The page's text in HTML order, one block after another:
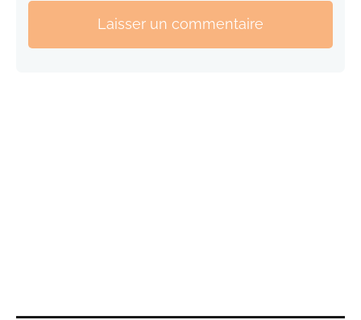
Laisser un commentaire